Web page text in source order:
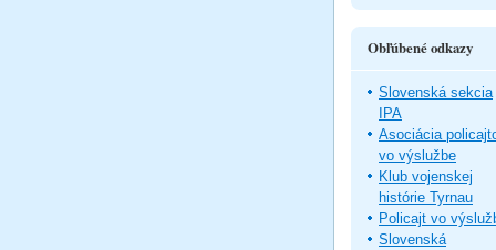
Obľúbené odkazy
Slovenská sekcia
IPA
Asociácia
vo výslužbe
Klub vojenskej
histórie Tyrnau
Policajt vo
Slovenská